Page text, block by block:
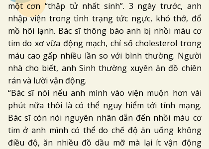
một cơn “thập tử nhất sinh”. 3 ngày trước, anh
nhập viện trong tình trạng tức ngực, khó thở, đổ
mồ hôi lạnh. Bác sĩ thông báo anh bị nhồi máu cơ
tim do xơ vữa động mạch, chỉ số cholesterol trong
máu cao gấp nhiều lần so với bình thường. Người
nhà cho biết, anh Sinh thường xuyên ăn đồ chiên
rán và lười vận động.
“Bác sĩ nói nếu anh mình vào viện muộn hơn vài
phút nữa thôi là có thể nguy hiểm tới tính mạng.
Bác sĩ còn nói nguyên nhân dẫn đến nhồi máu cơ
tim ở anh mình có thể do chế độ ăn uống không
điều độ, ăn nhiều đồ dầu mỡ mà lại ít vận động